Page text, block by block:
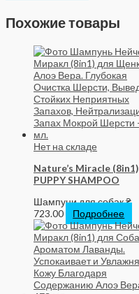
Похожие товары
Нет на складе
Nature’s Miracle (8in1)
PUPPY SHAMPOO
Шампуни для собак₴
723.00
Подробнее